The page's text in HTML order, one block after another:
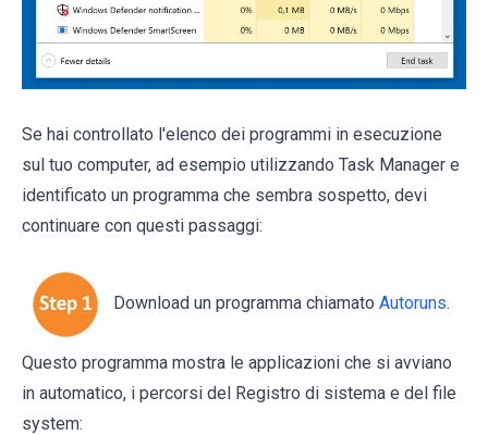
Se hai controllato l'elenco dei programmi in esecuzione
sul tuo computer, ad esempio utilizzando Task Manager e
identificato un programma che sembra sospetto, devi
continuare con questi passaggi:
Download un programma chiamato Autoruns.
Questo programma mostra le applicazioni che si avviano
in automatico, i percorsi del Registro di sistema e del file
system: